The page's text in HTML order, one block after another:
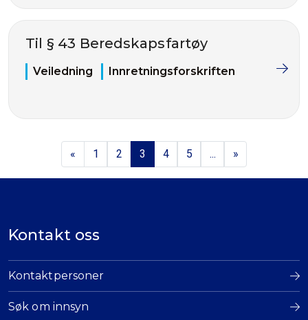
Til § 43 Beredskapsfartøy
Veiledning Innretningsforskriften
« 1 2 3 4 5 ... »
Kontakt oss
Kontaktpersoner
Søk om innsyn